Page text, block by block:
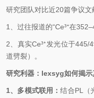
研究团队对比近20篇争议文
1、过往报道的“Ce³⁺在
2、真实Ce³⁺发光位于445/
道劈裂）。
研究利器：lexsyg如何揭示
1、多模式联用：结合PL（